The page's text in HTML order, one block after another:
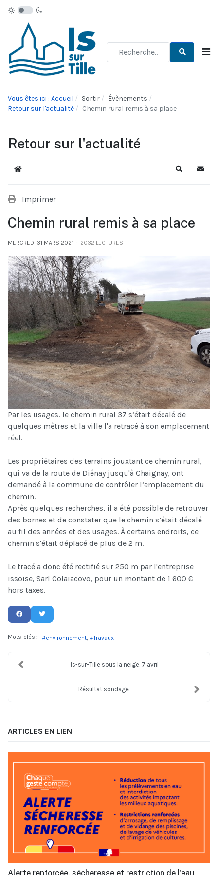
Vous êtes ici : Accueil Sortir
Évènements
Retour sur l'actualité
Chemin rural remis à sa place
Retour sur l'actualité
Accueil Recherche
Imprimer
Chemin rural remis à sa place
MERCREDI 31 MARS 2021 2032 LECTURES
Par les usages, le chemin rural 37 s’était décalé de
quelques mètres et la ville l'a retracé à son emplacement
réel.
Les propriétaires des terrains jouxtant ce chemin rural,
qui va de la route de Diénay jusqu'à Chaignay, ont
demandé à la commune de contrôler l’emplacement du
chemin.
Après quelques recherches, il a été possible de retrouver
des bornes et de constater que le chemin s’était décalé
au fil des années et des usages. À certains endroits, ce
chemin s'était déplacé de plus de 2 m.
Le tracé a donc été rectifié sur 250 m par l'entreprise
issoise, Sarl Colaiacovo, pour un montant de 1 600 €
hors taxes.
Mots-clés : environnement Travaux
Is-sur-Tille sous la neige, 7 avril
Résultat sondage
ARTICLES EN LIEN
Alerte renforcée, sécheresse et restriction de l'eau